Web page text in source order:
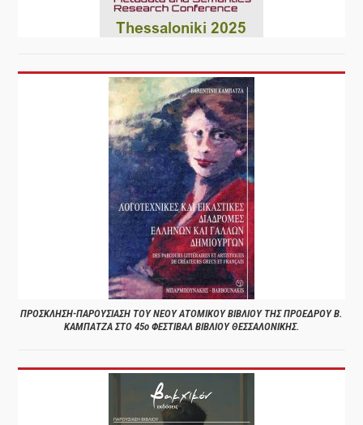
ΠΡΟΣΚΛΗΣΗ-ΠΑΡΟΥΣΙΑΣΗ ΤΟΥ ΝΕΟΥ ΑΤΟΜΙΚΟΥ ΒΙΒΛΙΟΥ ΤΗΣ ΠΡΟΕΔΡΟΥ Β.
ΚΑΜΠΑΤΖΑ ΣΤΟ 45ο ΦΕΣΤΙΒΑΛ ΒΙΒΛΙΟΥ ΘΕΣΣΑΛΟΝΙΚΗΣ.